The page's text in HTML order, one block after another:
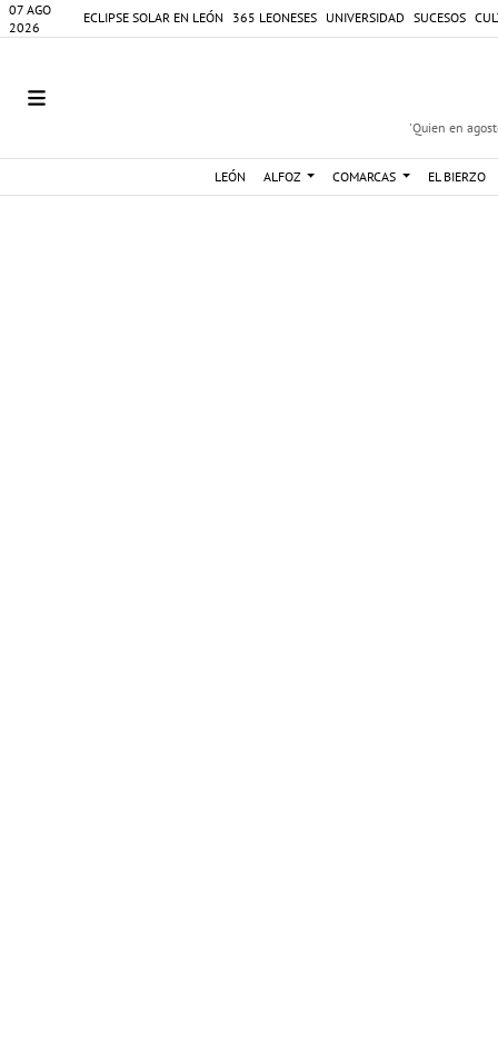
07 AGO
2026
ECLIPSE SOLAR EN LEÓN 365 LEONESES UNIVERSIDAD SUCESOS
'Quien en
LEÓN ALFOZ COMARCAS EL BIERZO